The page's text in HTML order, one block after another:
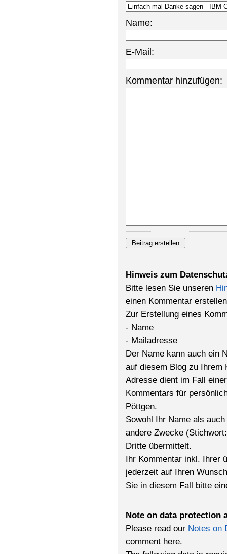
Name:
E-Mail:
Kommentar hinzufügen:
Hinweis zum
Bitte lesen Sie unseren
einen Kommentar
Zur Erstellung eines
- Name
- Mailadresse
Der Name kann auch ein
auf diesem Blog zu Ihrem
Adresse dient im Fall
Kommentars für
Pöttgen.
Sowohl Ihr Name als
andere Zwecke
Dritte übermittelt.
Ihr Kommentar inkl. Ihrer
jederzeit auf Ihren
Sie in diesem Fall bitte
Note on data protection
Please read our Notes on
comment here.